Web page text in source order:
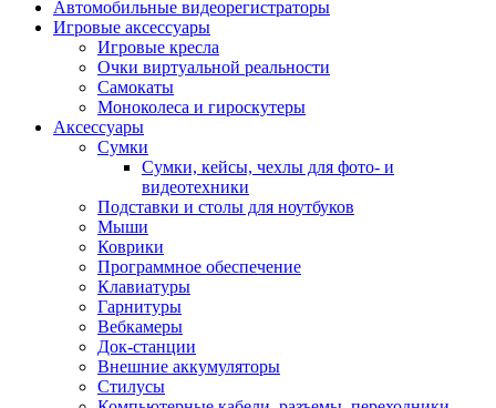
Автомобильные видеорегистраторы
Игровые аксессуары
Игровые кресла
Очки виртуальной реальности
Самокаты
Моноколеса и гироскутеры
Аксессуары
Сумки
Сумки, кейсы, чехлы для фото- и
видеотехники
Подставки и столы для ноутбуков
Мыши
Коврики
Программное обеспечение
Клавиатуры
Гарнитуры
Вебкамеры
Док-станции
Внешние аккумуляторы
Стилусы